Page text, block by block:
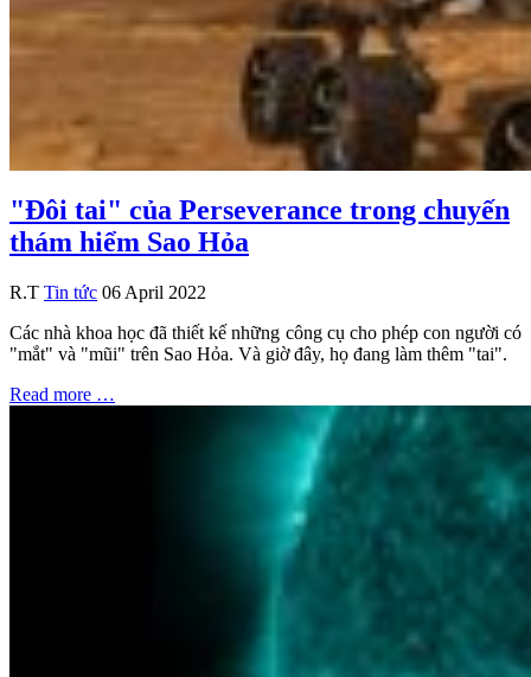
"Đôi tai" của Perseverance trong chuyến
thám hiểm Sao Hỏa
R.T Tin tức 06 April 2022
Các nhà khoa học đã thiết kế những công cụ cho phép con người có
"mắt" và "mũi" trên Sao Hỏa. Và giờ đây, họ đang làm thêm "tai".
Read more …